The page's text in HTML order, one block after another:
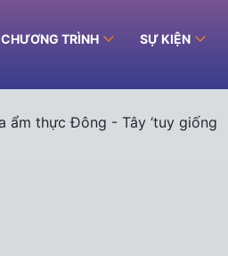
CHƯƠNG TRÌNH SỰ KIỆN